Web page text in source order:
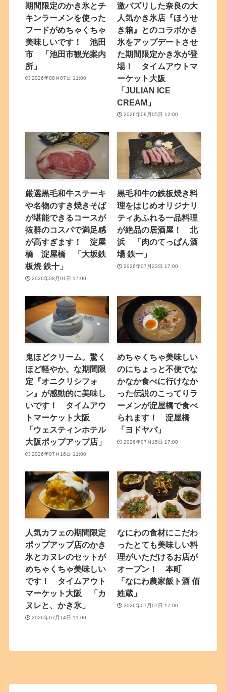
期間限定のかき氷とチ
キンラーメンを使った
フードがめちゃくちゃ
美味しいです！ 池田
市 「池田市観光案内
所」
2026年08月07日 11:00
激バズリした奈良の大
人気かき氷店『ほうせ
き箱』とのコラボかき
氷をアップデートさせ
た期間限定かき氷が登
場！ タイムアウトマ
ーケット大阪
「JULIAN ICE
CREAM」
2026年08月05日 12:00
厳選黒毛和牛ステーキ
や名物のすき焼きそば
が堪能できるコースが
抜群のコスパで満足感
が高すぎます！ 淀屋
橋 淀屋橋 「大坂鉄
板焼 鉄十」
2026年08月01日 17:00
黒毛和牛の鉄板焼き料
理をはじめオリジナリ
ティあふれる一品料理
が絶品の居酒屋！ 北
浜 「肉のてっぱん酒
場 鉄一」
2026年07月23日 17:00
鬼ほどクリーム。驚く
ほど軽やか。な期間限
定『オニクリシフォ
ン』が感動的に美味し
いです！ タイムアウ
トマーケット大阪
「ウェスティンホテル
大阪ポップアップ店」
2026年07月16日 11:00
めちゃくちゃ美味しい
のにちょっと不便でな
かなか食べに行けなか
った伝説のこってりラ
ーメンが淀屋橋で食べ
られます！ 淀屋橋
「ヨドヤバ」
2026年07月15日 17:00
人気カフェの期間限定
ポップアップ店のかき
氷とカヌレのセットが
めちゃくちゃ美味しい
です！ タイムアウト
マーケット大阪 「カ
ヌレと、かき氷」
2026年07月14日 11:00
なにわの食材にこだわ
ったとても美味しい料
理がいただけるお店が
オープン！ 本町
「なにわ農家飯ト酒 佰
姓蔵」
2026年07月07日 17:00